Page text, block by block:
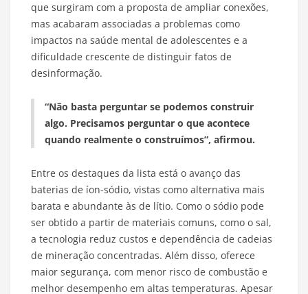
que surgiram com a proposta de ampliar conexões,
mas acabaram associadas a problemas como
impactos na saúde mental de adolescentes e a
dificuldade crescente de distinguir fatos de
desinformação.
“Não basta perguntar se podemos construir
algo. Precisamos perguntar o que acontece
quando realmente o construímos”, afirmou.
Entre os destaques da lista está o avanço das
baterias de íon-sódio, vistas como alternativa mais
barata e abundante às de lítio. Como o sódio pode
ser obtido a partir de materiais comuns, como o sal,
a tecnologia reduz custos e dependência de cadeias
de mineração concentradas. Além disso, oferece
maior segurança, com menor risco de combustão e
melhor desempenho em altas temperaturas. Apesar